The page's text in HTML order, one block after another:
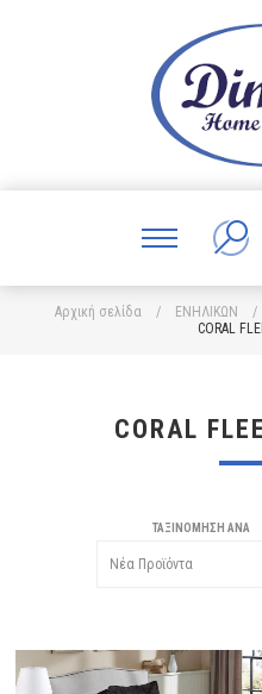
Αρχική σελίδα / ΕΝΗΛΙΚΩΝ /
CORAL
CORAL
ΤΑΞΙΝΌΜΗΣΗ ΑΝΆ